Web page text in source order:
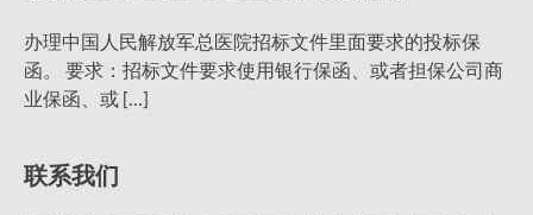
办理中国人民解放军总医院招标文件里面要求的投标保
函。 要求：招标文件要求使用银行保函、或者担保公司商
业保函、或 […]
联系我们